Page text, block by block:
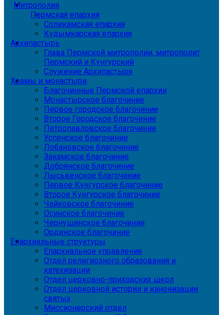
Митрополия
Пермская епархия
Соликамская епархия
Кудымкарская епархия
Архипастырь
Глава Пермской митрополии, митрополит
Пермский и Кунгурский
Служение Архипастыря
Храмы и монастыри
Благочинные Пермской епархии
Монастырское благочиние
Первое городское благочиние
Второе Городское благочиние
Петропавловское благочиние
Успенское благочиние
Лобановское благочиние
Закамское благочиние
Добрянское благочиние
Лысьвенское благочиние
Первое Кунгурское благочиние
Второе Кунгурское благочиние
Чайковское благочиние
Осинское благочиние
Чернушинское благочиние
Ординское благочиние
Епархиальные структуры
Епархиальное управление
Отдел религиозного образования и
катехизации
Отдел церковно-приходских школ
Отдел церковной истории и канонизации
святых
Миссионерский отдел